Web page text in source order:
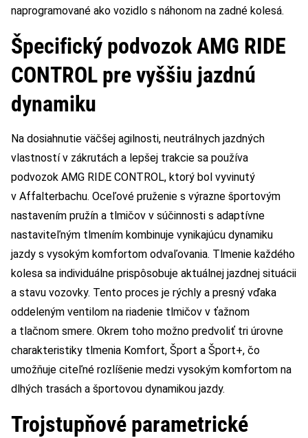
naprogramované ako vozidlo s náhonom na zadné kolesá.
Špecifický podvozok AMG RIDE
CONTROL pre vyššiu jazdnú
dynamiku
Na dosiahnutie väčšej agilnosti, neutrálnych jazdných
vlastností v zákrutách a lepšej trakcie sa používa
podvozok AMG RIDE CONTROL, ktorý bol vyvinutý
v Affalterbachu. Oceľové pruženie s výrazne športovým
nastavením pružín a tlmičov v súčinnosti s adaptívne
nastaviteľným tlmením kombinuje vynikajúcu dynamiku
jazdy s vysokým komfortom odvaľovania. Tlmenie každého
kolesa sa individuálne prispôsobuje aktuálnej jazdnej situácii
a stavu vozovky. Tento proces je rýchly a presný vďaka
oddeleným ventilom na riadenie tlmičov v ťažnom
a tlačnom smere. Okrem toho možno predvoliť tri úrovne
charakteristiky tlmenia Komfort, Šport a Šport+, čo
umožňuje citeľné rozlíšenie medzi vysokým komfortom na
dlhých trasách a športovou dynamikou jazdy.
Trojstupňové parametrické